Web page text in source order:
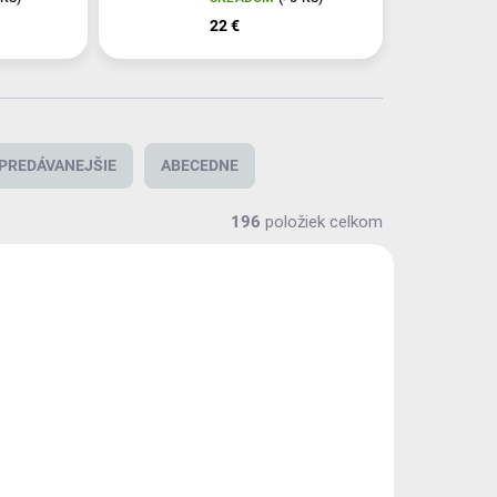
22 €
ABECEDNE
196 položiek celkom